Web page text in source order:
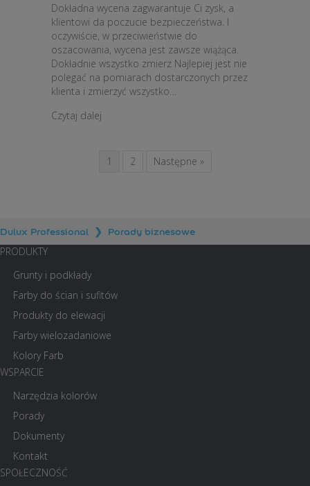
Dokładna wycena zagwarantuje Ci zysk, a
klientowi da poczucie bezpieczeństwa. I
oczywiście, w przeciwieństwie do
oszacowania, wycena jest zawsze wiążąca.
Dokładnie wszystko zmierz Najlepiej jest nie
polegać na pomiarach dostarczonych przez
klienta i zmierzyć wszystko…
Czytaj dalej
1 2 Następne »
Dulux Professional ❯ Porady biznesowe
PRODUKTY
Grunty i podkłady
Farby do ścian i sufitów
Produkty do elewacji
Farby wielozadaniowe
Kolory Farb
WSPARCIE
Narzędzia kolorów
Porady
Dokumenty
Kontakt
SPOŁECZNOŚĆ